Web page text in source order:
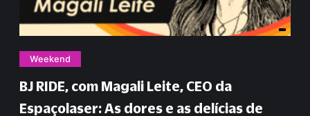
Weekend
BJ RIDE, com Magali Leite, CEO da
Espaçolaser: As dores e as delícias de